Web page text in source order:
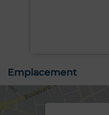
Emplacement